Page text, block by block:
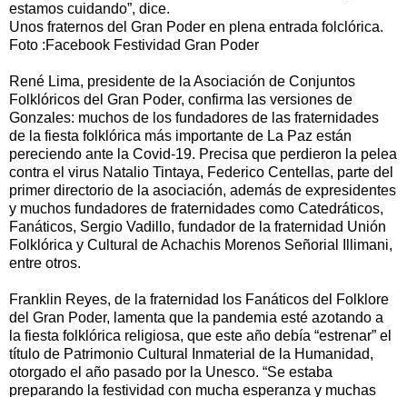
estamos cuidando”, dice.
Unos fraternos del Gran Poder en plena entrada folclórica.
Foto :Facebook Festividad Gran Poder
René Lima, presidente de la Asociación de Conjuntos
Folklóricos del Gran Poder, confirma las versiones de
Gonzales: muchos de los fundadores de las fraternidades
de la fiesta folklórica más importante de La Paz están
pereciendo ante la Covid-19. Precisa que perdieron la pelea
contra el virus Natalio Tintaya, Federico Centellas, parte del
primer directorio de la asociación, además de expresidentes
y muchos fundadores de fraternidades como Catedráticos,
Fanáticos, Sergio Vadillo, fundador de la fraternidad Unión
Folklórica y Cultural de Achachis Morenos Señorial Illimani,
entre otros.
Franklin Reyes, de la fraternidad los Fanáticos del Folklore
del Gran Poder, lamenta que la pandemia esté azotando a
la fiesta folklórica religiosa, que este año debía “estrenar” el
título de Patrimonio Cultural Inmaterial de la Humanidad,
otorgado el año pasado por la Unesco. “Se estaba
preparando la festividad con mucha esperanza y muchas